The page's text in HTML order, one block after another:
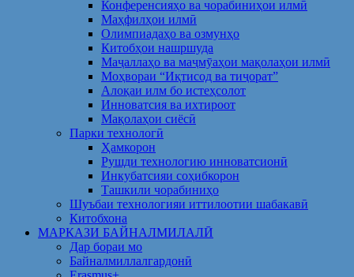
Конференсияҳо ва чорабиниҳои илмӣ
Маҳфилҳои илмӣ
Олимпиадаҳо ва озмунҳо
Китобҳои нашршуда
Маҷаллаҳо ва маҷмӯаҳои мақолаҳои илмӣ
Моҳвораи “Иқтисод ва тиҷорат”
Алоқаи илм бо истеҳсолот
Инноватсия ва ихтироот
Мақолаҳои сиёсӣ
Парки технологӣ
Ҳамкорон
Рушди технологию инноватсионӣ
Инкубатсияи соҳибкорон
Ташкили чорабиниҳо
Шуъбаи технологияи иттилоотии шабакавӣ
Китобхона
МАРКАЗИ БАЙНАЛМИЛАЛӢ
Дар бораи мо
Байналмиллалгардонӣ